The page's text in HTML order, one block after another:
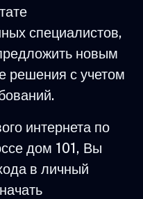
специалистов,
новым
решения с учетом
интернета по
дом 101, Вы
в личный